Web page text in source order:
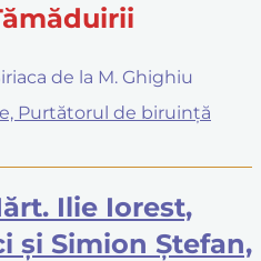
de la M. Ghighiu
Purtătorul de biruință
Ilie Iorest,
și Simion Ștefan,